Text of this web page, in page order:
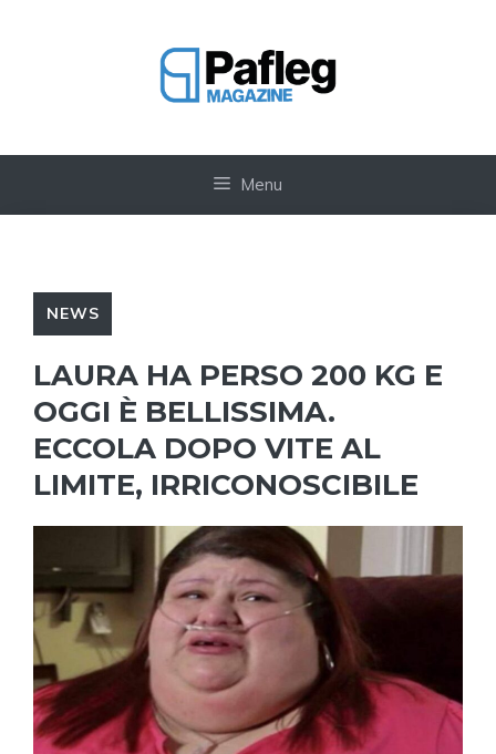
Menu
NEWS
LAURA HA PERSO 200 KG E
OGGI È BELLISSIMA.
ECCOLA DOPO VITE AL
LIMITE, IRRICONOSCIBILE